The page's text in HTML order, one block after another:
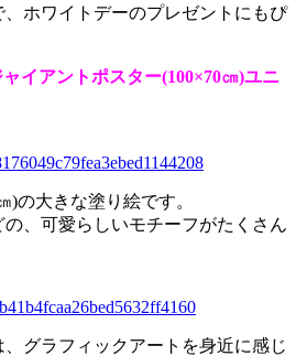
ホワイトデーのプレゼントにもぴ
イアントポスター(100×70㎝)ユニ
)の大きな塗り絵です。
、可愛らしいモチーフがたくさん
グラフィックアートを身近に感じ